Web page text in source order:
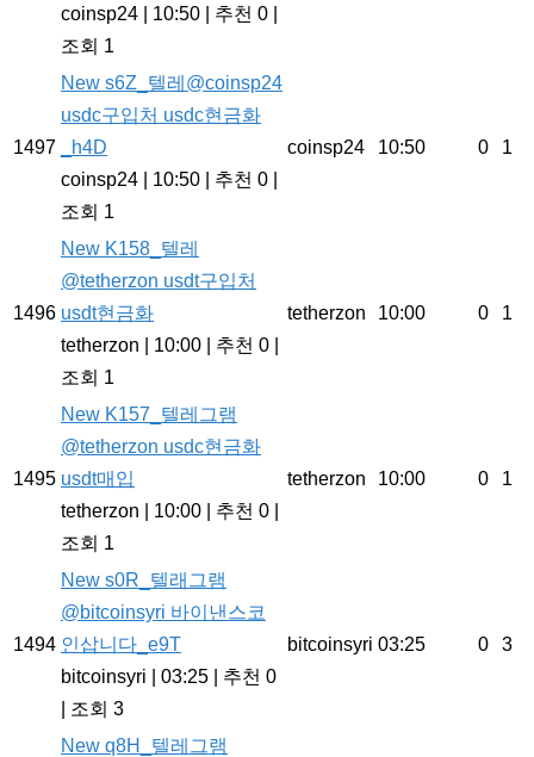
coinsp24 | 10:50 | 추천 0 |
조회 1
1497
New s6Z_텔레@coinsp24
usdc구입처 usdc현금화
_h4D
coinsp24 | 10:50 | 추천 0 |
조회 1
coinsp24 10:50 0 1
1496
New K158_텔레
@tetherzon usdt구입처
usdt현금화
tetherzon | 10:00 | 추천 0 |
조회 1
tetherzon 10:00 0 1
1495
New K157_텔레그램
@tetherzon usdc현금화
usdt매입
tetherzon | 10:00 | 추천 0 |
조회 1
tetherzon 10:00 0 1
1494
New s0R_텔래그램
@bitcoinsyri 바이낸스코
인삽니다_e9T
bitcoinsyri | 03:25 | 추천 0
| 조회 3
bitcoinsyri 03:25 0 3
New q8H_텔레그램